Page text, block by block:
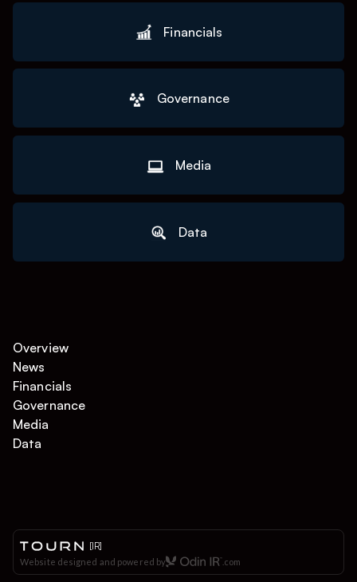
Financials
Governance
Media
Data
Overview
News
Financials
Governance
Media
Data
[IR]
Website designed and powered by .com